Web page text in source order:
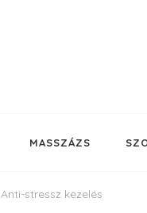
MASSZÁZS
Anti-stressz kezelés